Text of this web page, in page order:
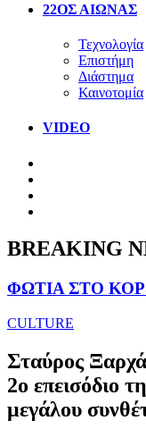
22ΟΣ ΑΙΩΝΑΣ
Τεχνολογία
Επιστήμη
Διάστημα
Καινοτομία
VIDEO
BREAKING
ΦΩΤΙΑ ΣΤΟ
CULTURE
Σταύρος
2ο επεισόδιο
μεγάλου